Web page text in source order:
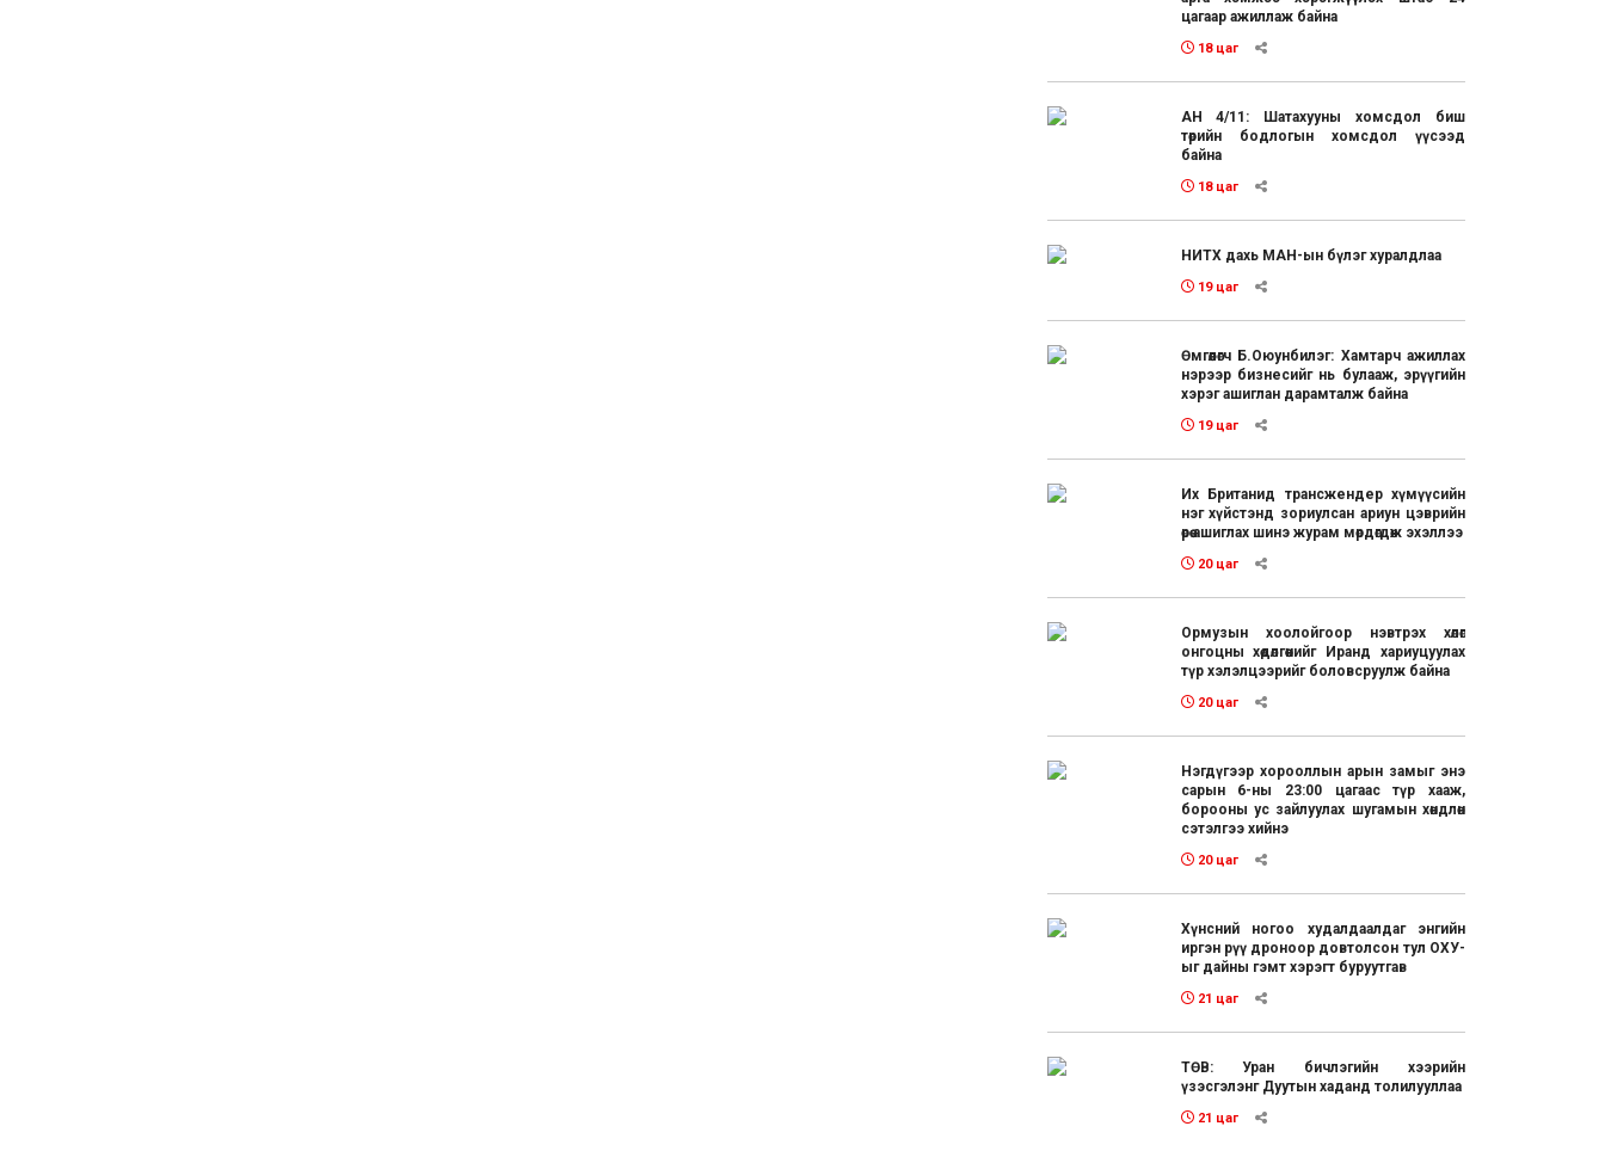
цагаар ажиллаж байна
18 цаг
АН 4/11: Шатахууны хомсдол биш
төрийн бодлогын хомсдол үүсээд
байна
18 цаг
НИТХ дахь МАН-ын бүлэг хуралдлаа
19 цаг
Өмгөөлөгч Б.Оюунбилэг: Хамтарч ажиллах
нэрээр бизнесийг нь булааж, эрүүгийн
хэрэг ашиглан дарамталж байна
19 цаг
Их Британид трансжендер хүмүүсийн
нэг хүйстэнд зориулсан ариун цэврийн
өрөө ашиглах шинэ журам мөрдөгдөж эхэллээ
20 цаг
Ормузын хоолойгоор нэвтрэх хөлөг
онгоцны хөдөлгөөнийг Иранд хариуцуулах
түр хэлэлцээрийг боловсруулж байна
20 цаг
Нэгдүгээр хорооллын арын замыг энэ
сарын 6-ны 23:00 цагаас түр хааж,
борооны ус зайлуулах шугамын хөндлөн
сэтэлгээ хийнэ
20 цаг
Хүнсний ногоо худалдаалдаг энгийн
иргэн рүү дроноор довтолсон тул ОХУ-
ыг дайны гэмт хэрэгт буруутгав
21 цаг
ТӨВ: Уран бичлэгийн хээрийн
үзэсгэлэнг Дуутын хаданд толилууллаа
21 цаг